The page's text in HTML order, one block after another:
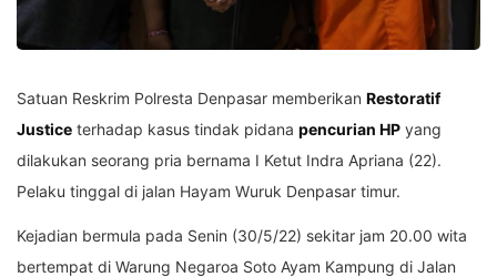
Satuan Reskrim Polresta Denpasar memberikan Restoratif
Justice terhadap kasus tindak pidana pencurian HP yang
dilakukan seorang pria bernama I Ketut Indra Apriana (22).
Pelaku tinggal di jalan Hayam Wuruk Denpasar timur.
Kejadian bermula pada Senin (30/5/22) sekitar jam 20.00 wita
bertempat di Warung Negaroa Soto Ayam Kampung di Jalan